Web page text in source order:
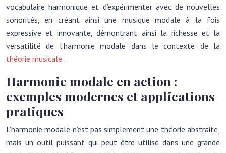
vocabulaire harmonique et d’expérimenter avec de nouvelles
sonorités, en créant ainsi une musique modale à la fois
expressive et innovante, démontrant ainsi la richesse et la
versatilité de l’harmonie modale dans le contexte de la
théorie musicale .
Harmonie modale en action :
exemples modernes et applications
pratiques
L’harmonie modale n’est pas simplement une théorie abstraite,
mais un outil puissant qui peut être utilisé dans une grande